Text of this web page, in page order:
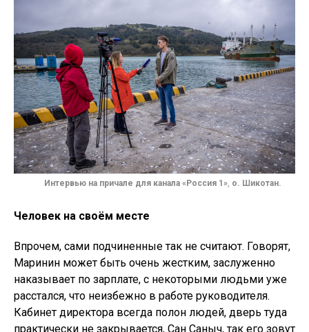
Интервью на причале для канала «Россия 1», о. Шикотан.
Человек на своём месте
Впрочем, сами подчиненные так не считают. Говорят,
Маринин может быть очень жестким, заслуженно
наказывает по зарплате, с некоторыми людьми уже
расстался, что неизбежно в работе руководителя.
Кабинет директора всегда полон людей, дверь туда
практически не закрывается, Сан Саныч, так его зовут